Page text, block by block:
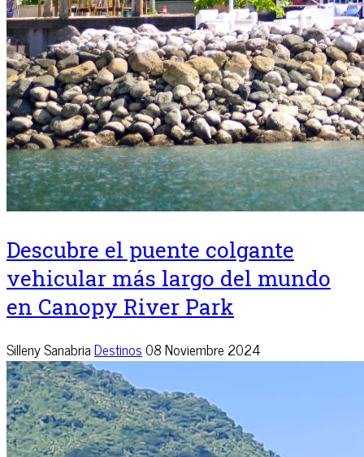
Descubre el puente colgante
vehicular más largo del mundo
en Canopy River Park
Silleny SanabriaDestinos08 Noviembre 2024